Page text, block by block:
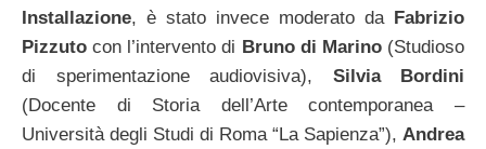
Installazione, è stato invece moderato da Fabrizio
Pizzuto con l’intervento di Bruno di Marino(Studioso
di sperimentazione audiovisiva), Silvia Bordini
(Docente di Storia dell’Arte contemporanea –
Università degli Studi di Roma “La Sapienza”), Andrea